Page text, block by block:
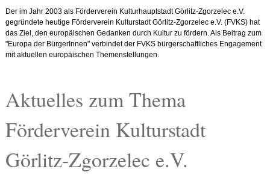
Service
Verkehr
Gesundheit
Sport
Kostenlos
Der im Jahr 2003 als Förderverein Kulturhauptstadt Görlitz-Zgorzelec e.V.
gegründete heutige Förderverein Kulturstadt Görlitz-Zgorzelec e.V. (FVKS) hat
das Ziel, den europäischen Gedanken durch Kultur zu fördern. Als Beitrag zum
"Europa der BürgerInnen" verbindet der FVKS bürgerschaftliches Engagement
mit aktuellen europäischen Themenstellungen.
Aktuelles zum Thema
Förderverein Kulturstadt
Görlitz-Zgorzelec e.V.